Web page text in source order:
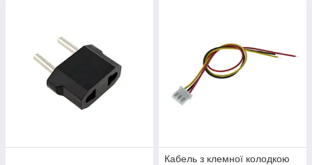
Кабель з клемної колодкою